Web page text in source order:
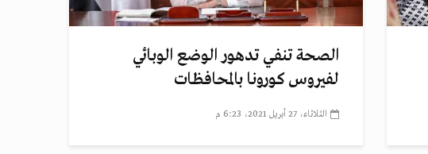
الصحة تنفي تدهور الوضع الوبائي
لفيروس كورونا بالمحافظات
الثلاثاء، 27 أبريل 2021، 6:23 م